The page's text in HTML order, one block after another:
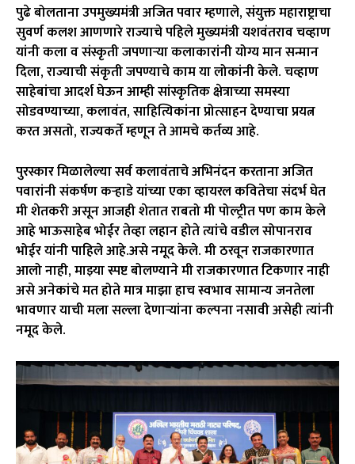
पुढे बोलताना उपमुख्यमंत्री अजित पवार म्हणाले, संयुक्त महाराष्ट्राचा
सुवर्ण कलश आणणारे राज्याचे पहिले मुख्यमंत्री यशवंतराव चव्हाण
यांनी कला व संस्कृती जपणाऱ्या कलाकारांनी योग्य मान सन्मान
दिला, राज्याची संकृती जपण्याचे काम या लोकांनी केले. चव्हाण
साहेबांचा आदर्श घेऊन आम्ही सांस्कृतिक क्षेत्राच्या समस्या
सोडवण्याच्या, कलावंत, साहित्यिकांना प्रोत्साहन देण्याचा प्रयत्न
करत असतो, राज्यकर्ते म्हणून ते आमचे कर्तव्य आहे.
पुरस्कार मिळालेल्या सर्व कलावंताचे अभिनंदन करताना अजित
पवारांनी संकर्षण कऱ्हाडे यांच्या एका व्हायरल कवितेचा संदर्भ घेत
मी शेतकरी असून आजही शेतात राबतो मी पोल्ट्रीत पण काम केले
आहे भाऊसाहेब भोईर तेव्हा लहान होते त्यांचे वडील सोपानराव
भोईर यांनी पाहिले आहे.असे नमूद केले. मी ठरवून राजकारणात
आलो नाही, माझ्या स्पष्ट बोलण्याने मी राजकारणात टिकणार नाही
असे अनेकांचे मत होते मात्र माझा हाच स्वभाव सामान्य जनतेला
भावणार याची मला सल्ला देणाऱ्यांना कल्पना नसावी असेही त्यांनी
नमूद केले.